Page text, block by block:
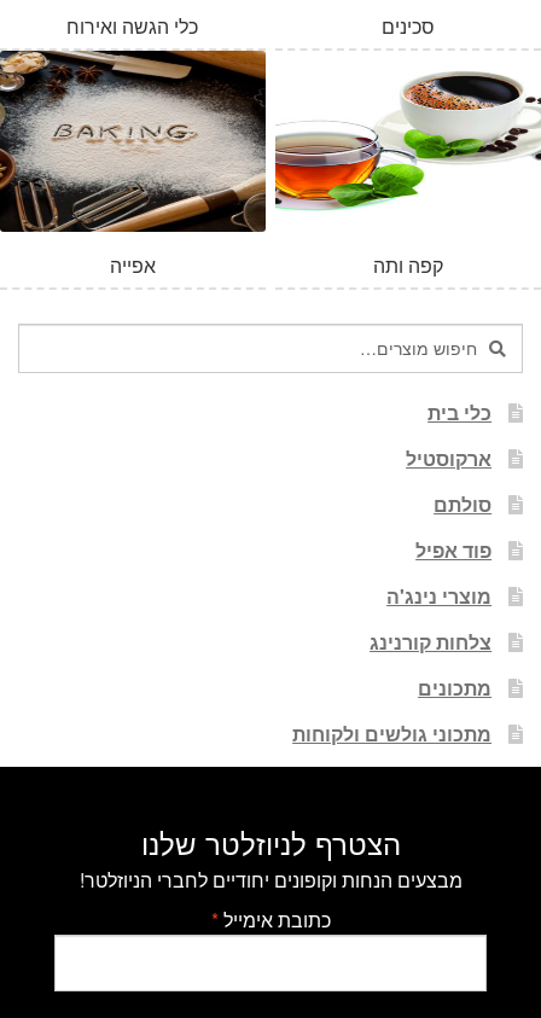
המלאי אזל
כלי הגשה ואירוח סכינים
אפייה קפה ותה
חיפוש
עבור:
חיפוש
כלי בית
ארקוסטיל
סולתם
פוד אפיל
מוצרי נינג'ה
צלחות קורנינג
מתכונים
מתכוני גולשים ולקוחות
הצטרף לניוזלטר שלנו
מבצעים הנחות וקופונים יחודיים לחברי הניוזלטר!
כתובת אימייל*